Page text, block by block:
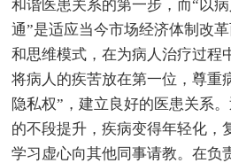
和谐医患关系的第一步，而“以
通”是适应当今市场经济体制改
和思维模式，在为病人治疗过程
将病人的疾苦放在第一位，尊重
隐私权”，建立良好的医患关系
的不段提升，疾病变得年轻化，
学习虚心向其他同事请教。在负